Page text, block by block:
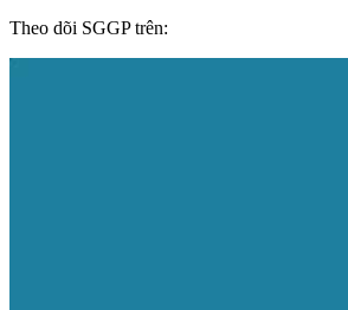
Theo dõi SGGP trên: